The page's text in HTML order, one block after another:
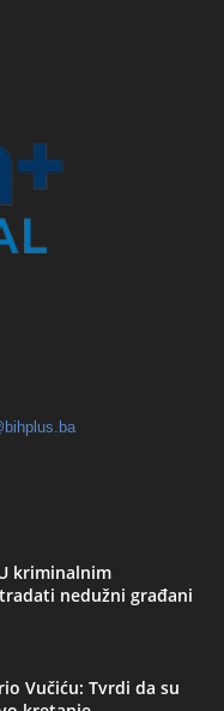
kriminalnim
nedužni građani
Vučiću: Tvrdi da su